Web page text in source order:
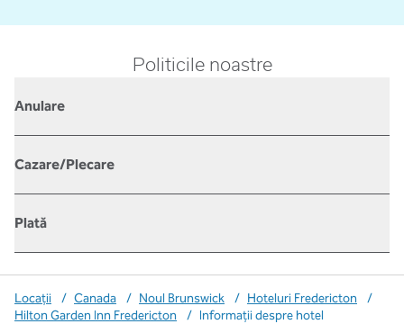
Politicile noastre
Anulare
Cazare/Plecare
Plată
Locații / Canada / Noul Brunswick / Hoteluri Fredericton
/
Hilton Garden Inn Fredericton
/ Informații despre hotel